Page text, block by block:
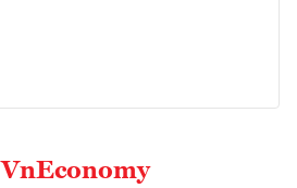
VnEconomy